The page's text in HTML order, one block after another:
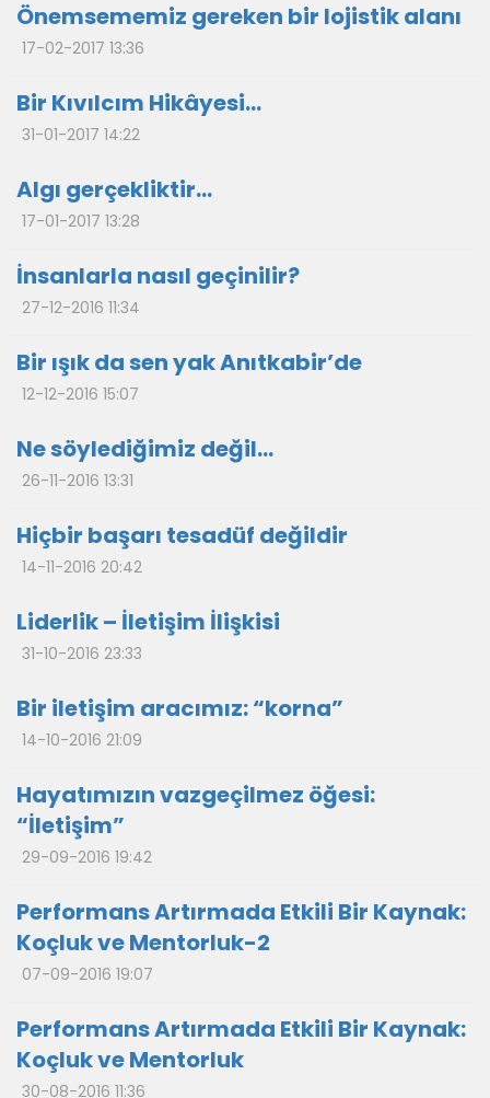
Önemsememiz gereken bir lojistik alanı
17-02-2017 13:36
Bir Kıvılcım Hikâyesi…
31-01-2017 14:22
Algı gerçekliktir…
17-01-2017 13:28
İnsanlarla nasıl geçinilir?
27-12-2016 11:34
Bir ışık da sen yak Anıtkabir’de
12-12-2016 15:07
Ne söylediğimiz değil…
26-11-2016 13:31
Hiçbir başarı tesadüf değildir
14-11-2016 20:42
Liderlik – İletişim İlişkisi
31-10-2016 23:33
Bir iletişim aracımız: “korna”
14-10-2016 21:09
Hayatımızın vazgeçilmez öğesi:
“İletişim”
29-09-2016 19:42
Performans Artırmada Etkili Bir Kaynak:
Koçluk ve Mentorluk-2
07-09-2016 19:07
Performans Artırmada Etkili Bir Kaynak:
Koçluk ve Mentorluk
30-08-2016 11:36